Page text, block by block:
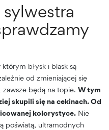
błysk i blask są
od zmieniającej się
będą na topie. W tym
skupili się na cekinach. Od
kolorystyce. Nie
poświatą, ultramodnych